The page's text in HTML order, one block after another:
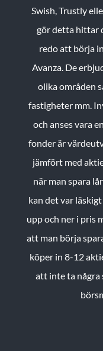
Swish, Trustly
gör detta hittar
redo att börja
Avanza. De
olika områden
fastigheter mm.
och anses vara
fonder är
jämfört med
när man spara
kan det var
upp och ner i pris
att man börja
köper in 8-12
att inte ta några